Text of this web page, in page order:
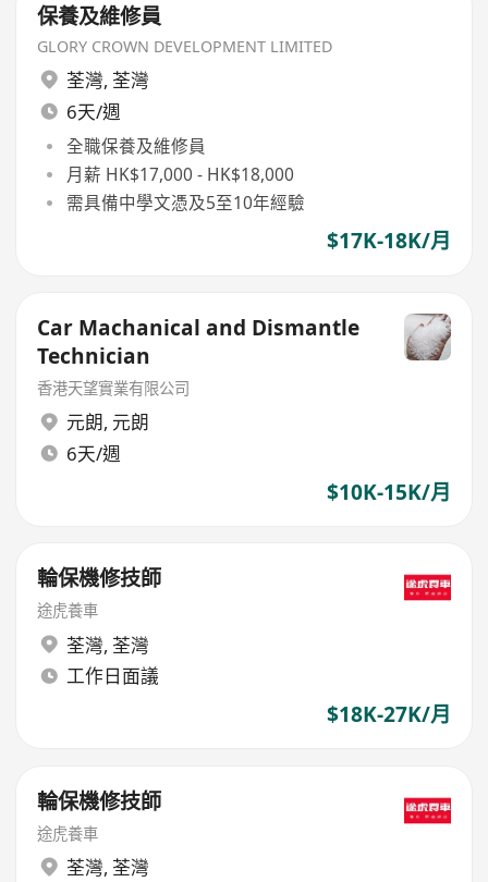
保養及維修員
GLORY CROWN DEVELOPMENT LIMITED
荃灣, 荃灣
6天/週
全職保養及維修員
月薪 HK$17,000 - HK$18,000
需具備中學文憑及5至10年經驗
$17K-18K/月
Car Machanical and Dismantle
Technician
香港天望實業有限公司
元朗, 元朗
6天/週
$10K-15K/月
輪保機修技師
途虎養車
荃灣, 荃灣
工作日面議
$18K-27K/月
輪保機修技師
途虎養車
荃灣, 荃灣